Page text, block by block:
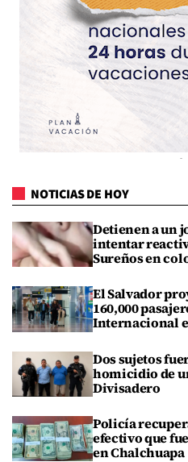
NOTICIAS DE HOY
Detienen a un
intentar
Sureños en
El Salvador
160,000
Internacional
Dos sujetos
homicidio de
Divisadero
Policía
efectivo que
en Chalchuapa